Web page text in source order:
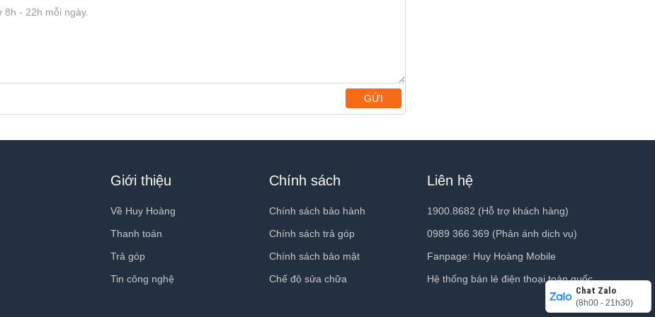
hồ thông minh.
GỬI
Giới thiệu
Về Huy Hoàng
Thanh toán
Trả góp
Tin công nghệ
Chính sách
Chính sách bảo hành
Chính sách trả góp
Chính sách bảo mật
Chế độ sửa chữa
Liên hệ
1900.8682 (Hỗ trợ khách hàng)
0989 366 369 (Phản ánh dịch vụ)
Fanpage: Huy Hoàng Mobile
Hệ thống bán lẻ điện thoại toàn quốc
Chat Zalo
(8h00 - 21h30)